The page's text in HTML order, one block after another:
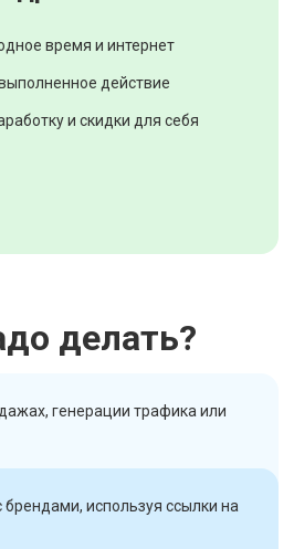
время и интернет
действие
и скидки для себя
делать?
генерации трафика или
брендами, используя ссылки на